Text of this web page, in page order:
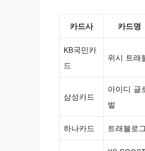
카드사 카드명
KB국민카
드
위시 트래
삼성카드
아이디 글
벌
하나카드 트래블로그